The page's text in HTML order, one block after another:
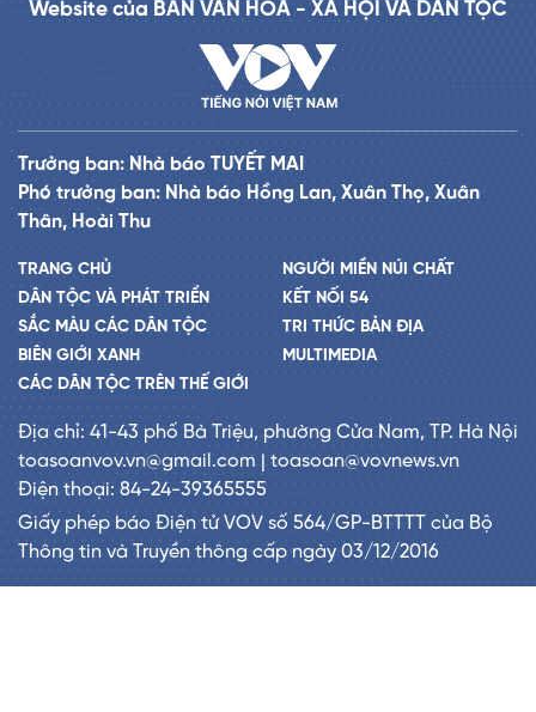
Website của BAN VĂN HÓA - XÃ HỘI VÀ DÂN TỘC
Trưởng ban: Nhà báo TUYẾT MAI
Phó trưởng ban: Nhà báo Hồng Lan, Xuân Thọ, Xuân
Thân, Hoài Thu
TRANG CHỦ
DÂN TỘC VÀ PHÁT TRIỂN
SẮC MÀU CÁC DÂN TỘC
BIÊN GIỚI XANH
CÁC DÂN TỘC TRÊN THẾ GIỚI
NGƯỜI MIỀN NÚI CHẤT
KẾT NỐI 54
TRI THỨC BẢN ĐỊA
MULTIMEDIA
Địa chỉ: 41-43 phố Bà Triệu, phường Cửa Nam, TP. Hà Nội
toasoanvov.vn@gmail.com | toasoan@vovnews.vn
Điện thoại: 84-24-39365555
Giấy phép báo Điện tử VOV số 564/GP-BTTTT của Bộ
Thông tin và Truyền thông cấp ngày 03/12/2016